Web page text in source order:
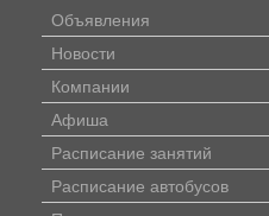
Объявления
Новости
Компании
Афиша
Расписание занятий
Расписание автобусов